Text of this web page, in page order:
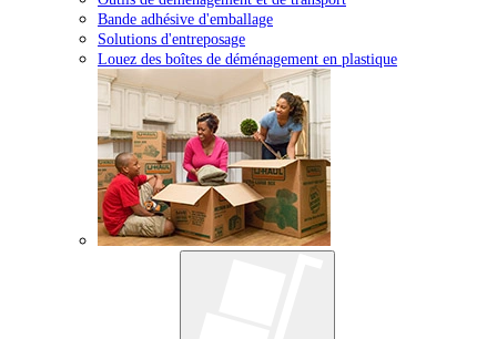
Bande adhésive d'emballage
Solutions d'entreposage
Louez des boîtes de déménagement en plastique